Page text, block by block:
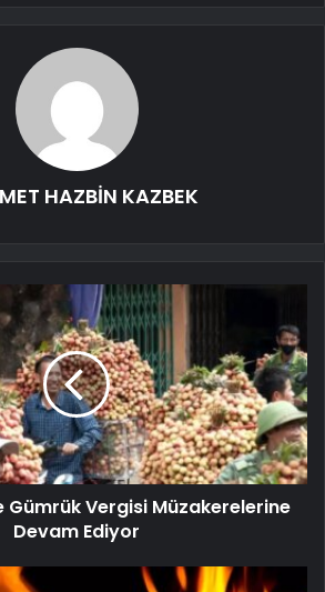
HAZBİN KAZBEK
Gümrük Vergisi Müzakerelerine
Devam Ediyor